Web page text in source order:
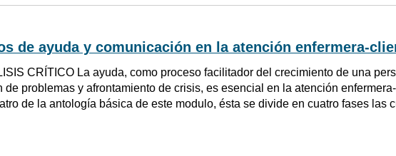
de ayuda y comunicación en la atención enfermera-
CRÍTICO La ayuda, como proceso facilitador del crecimiento de una
de problemas y afrontamiento de crisis, es esencial en la atención
de la antología básica de este modulo, ésta se divide en cuatro fases las